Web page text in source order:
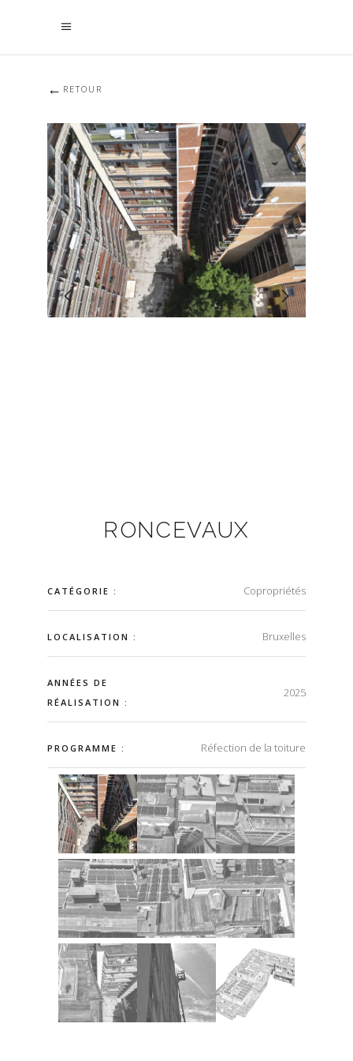
← RETOUR
RONCEVAUX
CATÉGORIE : Copropriétés
LOCALISATION : Bruxelles
ANNÉES DE
RÉALISATION :
2025
PROGRAMME : Réfection de la toiture